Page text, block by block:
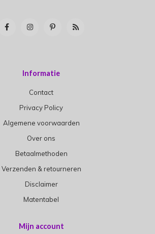
Informatie
Contact
Privacy Policy
Algemene voorwaarden
Over ons
Betaalmethoden
Verzenden & retourneren
Disclaimer
Matentabel
Mijn account